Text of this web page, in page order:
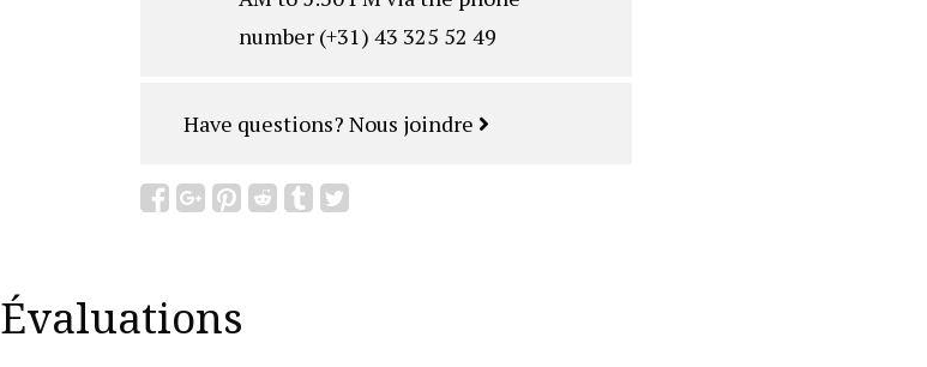
number (+31) 43 325 52 49
Have questions? Nous joindre
Évaluations